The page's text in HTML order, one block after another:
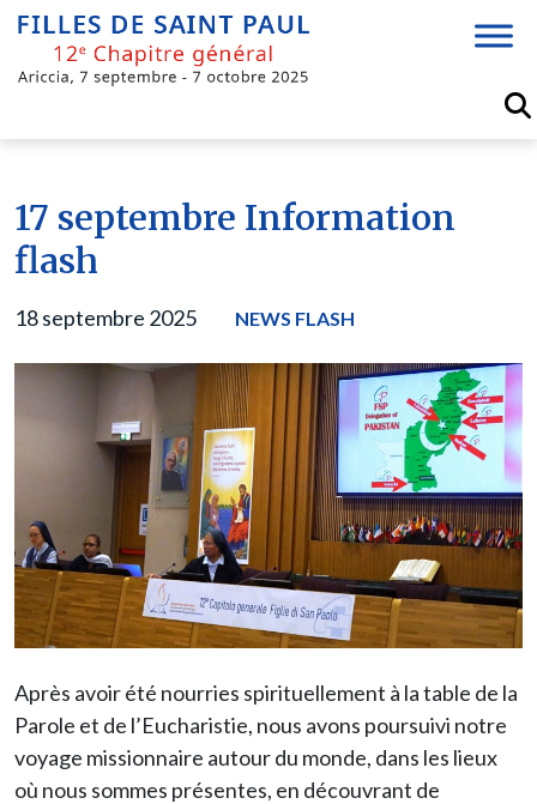
Skip
content
17 septembre Information
flash
18 septembre 2025 NEWS FLASH
Après avoir été nourries spirituellement à la table de la
Parole et de l’Eucharistie, nous avons poursuivi notre
voyage missionnaire autour du monde, dans les lieux
où nous sommes présentes, en découvrant de